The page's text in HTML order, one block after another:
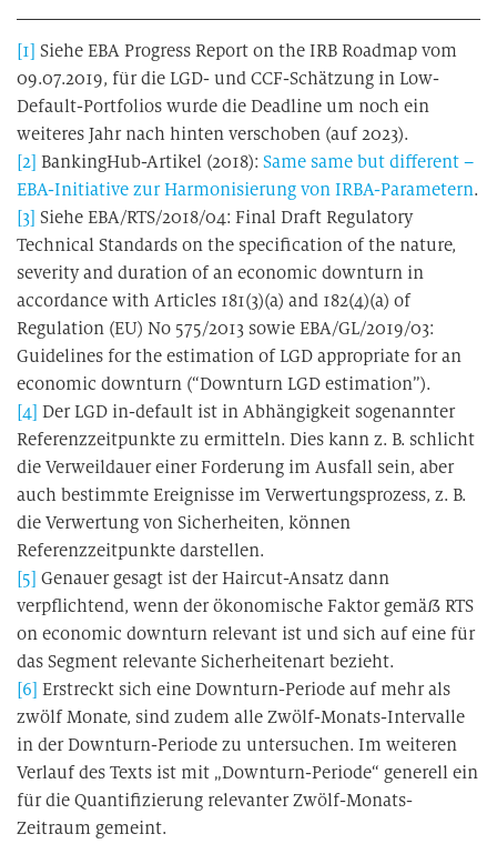
[1] Siehe EBA Progress Report on the IRB Roadmap vom
09.07.2019, für die LGD- und CCF-Schätzung in Low-
Default-Portfolios wurde die Deadline um noch ein
weiteres Jahr nach hinten verschoben (auf 2023).
[2] BankingHub-Artikel (2018): Same same but different –
EBA-Initiative zur Harmonisierung von IRBA-Parametern.
[3] Siehe EBA/RTS/2018/04: Final Draft Regulatory
Technical Standards on the specification of the nature,
severity and duration of an economic downturn in
accordance with Articles 181(3)(a) and 182(4)(a) of
Regulation (EU) No 575/2013 sowie EBA/GL/2019/03:
Guidelines for the estimation of LGD appropriate for an
economic downturn (“Downturn LGD estimation”).
[4] Der LGD in-default ist in Abhängigkeit sogenannter
Referenzzeitpunkte zu ermitteln. Dies kann z. B. schlicht
die Verweildauer einer Forderung im Ausfall sein, aber
auch bestimmte Ereignisse im Verwertungsprozess, z. B.
die Verwertung von Sicherheiten, können
Referenzzeitpunkte darstellen.
[5] Genauer gesagt ist der Haircut-Ansatz dann
verpflichtend, wenn der ökonomische Faktor gemäß RTS
on economic downturn relevant ist und sich auf eine für
das Segment relevante Sicherheitenart bezieht.
[6] Erstreckt sich eine Downturn-Periode auf mehr als
zwölf Monate, sind zudem alle Zwölf-Monats-Intervalle
in der Downturn-Periode zu untersuchen. Im weiteren
Verlauf des Texts ist mit „Downturn-Periode“ generell ein
für die Quantifizierung relevanter Zwölf-Monats-
Zeitraum gemeint.